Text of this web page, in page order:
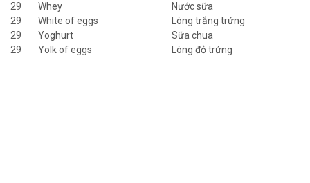
29
Whey
Nước sữa
29
White of eggs
Lòng trắng trứng
29
Yoghurt
Sữa chua
29
Yolk of eggs Lòng đỏ trứng